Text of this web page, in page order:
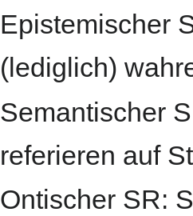
Epistemischer
(lediglich)
Semantischer
referieren auf
Ontischer SR: